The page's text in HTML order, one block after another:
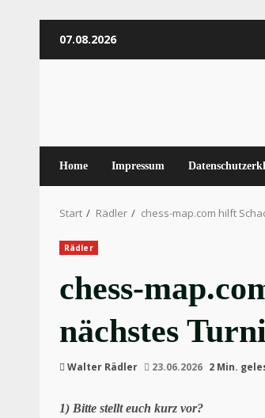
Inhalt07.08.2026
Home Impressum
Start Rädler chess-map.com hilft
Rädler
chess-
nächstes
Walter Rädler 23.06.2026 2 Min.
1) Bitte stellt euch kurz vor?